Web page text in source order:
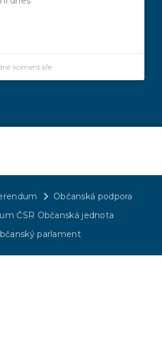
komentáře
Občanská podpora
ČSR Občanská jednota
parlament